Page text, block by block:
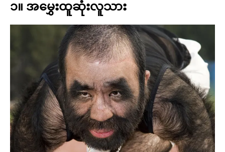
၁။ အမွှေးထူဆုံးလူသား